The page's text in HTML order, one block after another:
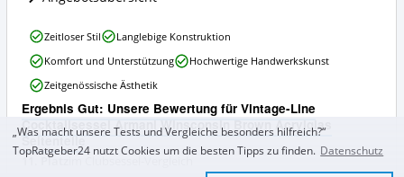
Wo
dieser
Clubsessel
erhältlich?
Ergebnis Gut: Unsere Bewertung für Vintage-Line
Cocktailsessel Armani Winsconsin Brown Acrylglas
Seitenteile
11. Platz
Vintage-
Line
Cocktailsessel
Armani
Winsconsin
Brown
Acrylglas
Seitenteile
Vorteile:
Zeitloser Stil
Langlebige Konstruktion
Komfort und Unterstützung
Hochwertige Handwerkskunst
Zeitgenössische Ästhetik
„Was macht unsere Tests und Vergleiche besonders hilfreich?“
TopRatgeber24 nutzt Cookies um die besten Tipps zu finden. Datenschutz